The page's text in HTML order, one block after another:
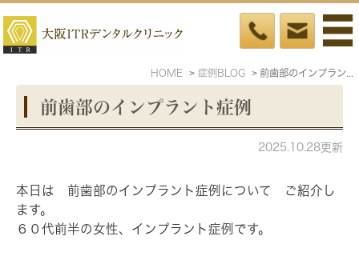
HOME 症例BLOG
前歯部のインプラント症例
2025.10.28更新
本日は 前歯部のインプラント症例について ご紹介し
ます。
６０代前半の女性、インプラント症例です。